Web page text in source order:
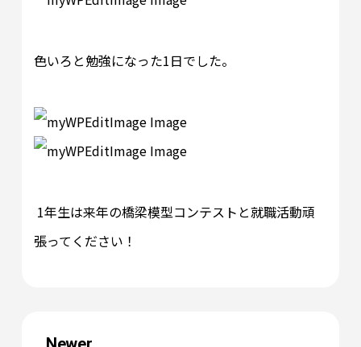
色いろと勉強になった1日でした。
1年生は来年の橋梁模型コンテストと就職活動頑
張ってください！